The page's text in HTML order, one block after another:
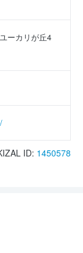
ーカリが丘4
ID: 1450578